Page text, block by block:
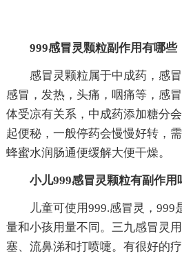
999感冒灵颗粒副作用有哪些
感冒灵颗粒属于中成药，感
感冒，发热，头痛，咽痛等，感
体受凉有关系，中成药添加糖分
起便秘，一般停药会慢慢好转，
蜂蜜水润肠通便缓解大便干燥。
小儿999感冒灵颗粒有副作用
儿童可使用999.感冒灵，999
量和小孩用量不同。三九感冒灵
塞、流鼻涕和打喷嚏。有很好的